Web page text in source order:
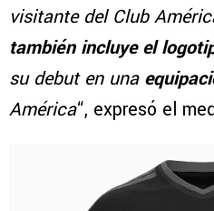
visitante del Club
también incluye el
su debut en una
América“, expresó el